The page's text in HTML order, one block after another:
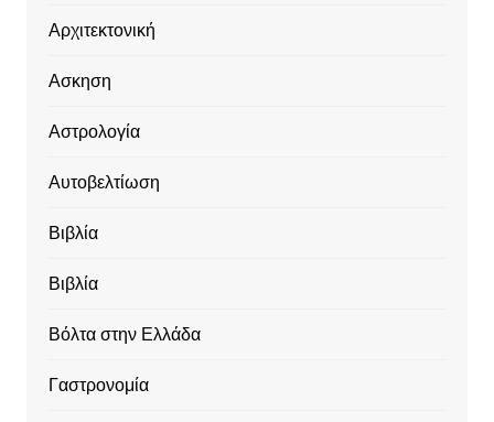
Αρχιτεκτονική
Ασκηση
Αστρολογία
Αυτοβελτίωση
Βιβλία
Βιβλία
Βόλτα στην Ελλάδα
Γαστρονομία